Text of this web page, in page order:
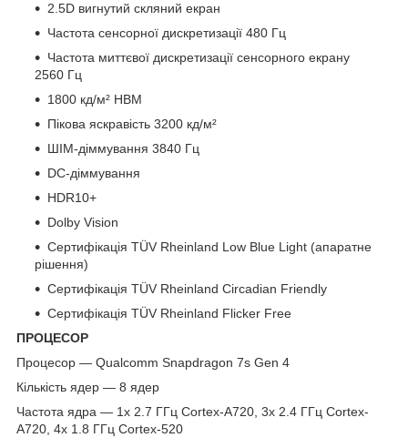
2.5D вигнутий скляний екран
Частота сенсорної дискретизації 480 Гц
Частота миттєвої дискретизації сенсорного екрану
2560 Гц
1800 кд/м² HBM
Пікова яскравість 3200 кд/м²
ШІМ-діммування 3840 Гц
DC-діммування
HDR10+
Dolby Vision
Сертифікація TÜV Rheinland Low Blue Light (апаратне
рішення)
Сертифікація TÜV Rheinland Circadian Friendly
Сертифікація TÜV Rheinland Flicker Free
ПРОЦЕСОР
Процесор — Qualcomm Snapdragon 7s Gen 4
Кількість ядер — 8 ядер
Частота ядра — 1x 2.7 ГГц Cortex-A720, 3x 2.4 ГГц Cortex-
A720, 4x 1.8 ГГц Cortex-520